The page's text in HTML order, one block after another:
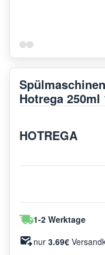
Hotrega 250ml
HOTREGA
1-2 Werktage
nur 3.69€